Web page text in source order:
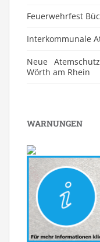
Feuerwehrfest
⁠Interkommunale
Neue
Wörth am Rhein
WARNUNGEN